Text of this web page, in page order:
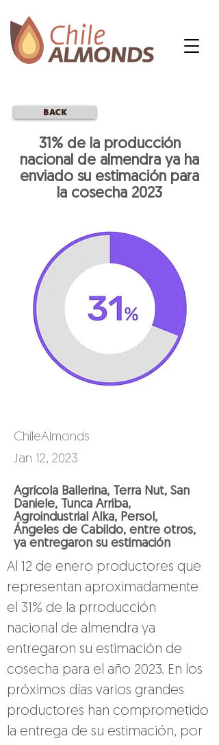
BACK
31% de la producción
nacional de almendra ya ha
enviado su estimación para
la cosecha 2023
ChileAlmonds
Jan 12, 2023
Agrícola Ballerina, Terra Nut, San
Daniele, Tunca Arriba,
Agroindustrial Alka, Persol,
Ángeles de Cabildo, entre otros,
ya entregaron su estimación
Al 12 de enero productores que
representan aproximadamente
el 31% de la prroducción
nacional de almendra ya
entregaron su estimación de
cosecha para el año 2023. En los
próximos días varios grandes
productores han comprometido
la entrega de su estimación, por